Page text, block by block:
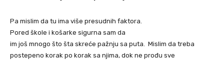
Pa mislim da tu ima više presudnih faktora.
Pored škole i košarke sigurna sam da
im još mnogo što šta skreće pažnju sa puta. Mislim da treba
postepeno korak po korak sa njima, dok ne prođu sve